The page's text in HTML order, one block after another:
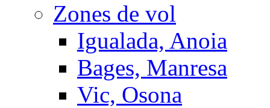
Zones de vol
Igualada, Anoia
Bages, Manresa
Vic, Osona